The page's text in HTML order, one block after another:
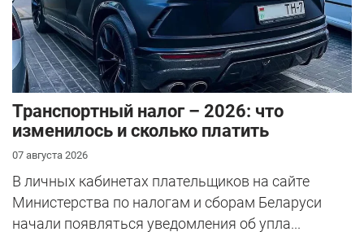
Транспортный налог – 2026: что
изменилось и сколько платить
07 августа 2026
В личных кабинетах плательщиков на сайте
Министерства по налогам и сборам Беларуси
начали появляться уведомления об упла...